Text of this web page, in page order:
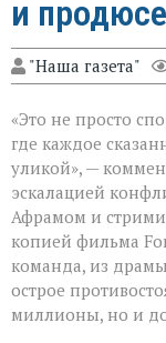
и
"Наша газета"
«Это не просто
где каждое
уликой», —
эскалацией
Афрамом и
копией фильма
команда, из
острое
миллионы, но и